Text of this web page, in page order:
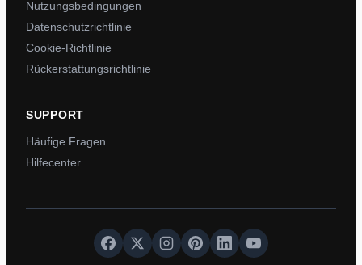
Nutzungsbedingungen
Datenschutzrichtlinie
Cookie-Richtlinie
Rückerstattungsrichtlinie
SUPPORT
Häufige Fragen
Hilfecenter